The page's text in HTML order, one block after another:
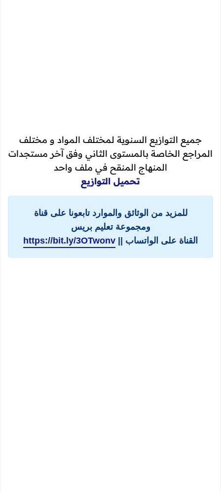
جميع التوازيع السنوية لمختلف المواد و مختلف
المراجع الخاصة بالمستوى الثاني وفق آخر مستجدات
المنهاج المنقح في ملف واحد
تحميل التوازيع
للمزيد من الوثائق والموارد تابعونا على قناة
ومجموعة تعليم بريس
القناة على الواتساب || https://bit.ly/3OTwonv